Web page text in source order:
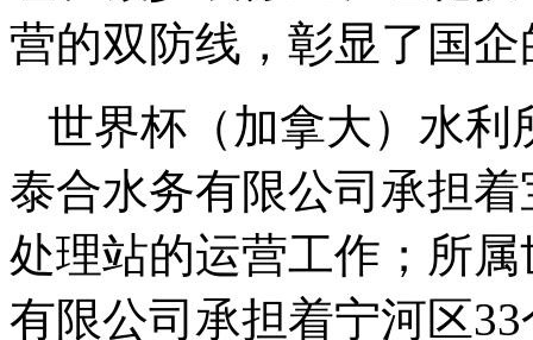
营的双防线，彰显了国
世界杯（加拿大）水利
泰合水务有限公司承担
处理站的运营工作；所
有限公司承担着宁河区